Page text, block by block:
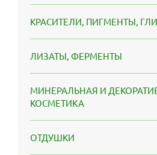
КРАСИТЕЛИ, ПИГМЕНТЫ,
ЛИЗАТЫ, ФЕРМЕНТЫ
МИНЕРАЛЬНАЯ И
КОСМЕТИКА
ОТДУШКИ